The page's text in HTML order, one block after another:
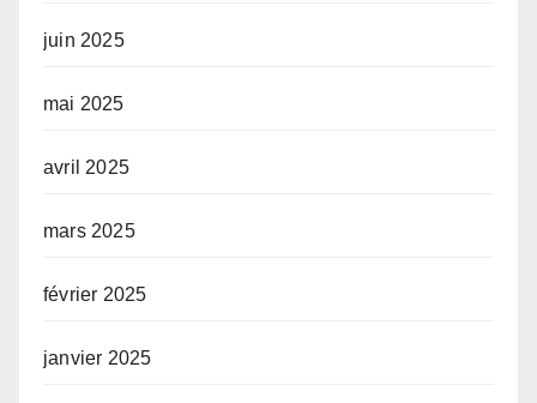
juin 2025
mai 2025
avril 2025
mars 2025
février 2025
janvier 2025